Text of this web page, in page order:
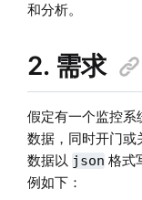
和分析。
2. 需求
假定有一个监控系
数据，同时开门或
数据以 json 格式
例如下：